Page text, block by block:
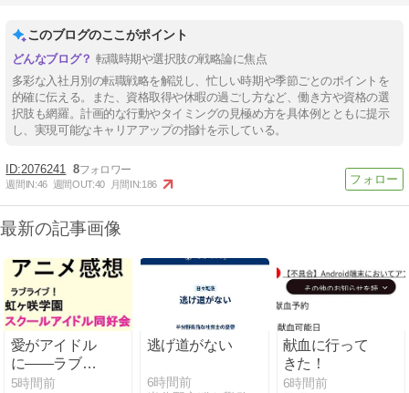
このブログのここがポイント
転職時期や選択肢の戦略論に焦点
多彩な入社月別の転職戦略を解説し、忙しい時期や季節ごとのポイントを
的確に伝える。また、資格取得や休暇の過ごし方など、働き方や資格の選
択肢も網羅。計画的な行動やタイミングの見極め方を具体例とともに提示
し、実現可能なキャリアアップの指針を示している。
2076241 8
週間IN:46 週間OUT:40 月間IN:186
最新の記事画像
愛がアイドル
に――ラブラ
イブ！虹ヶ咲
5時間前
逃げ道がない
6時間前
献血に行って
きた！
6時間前